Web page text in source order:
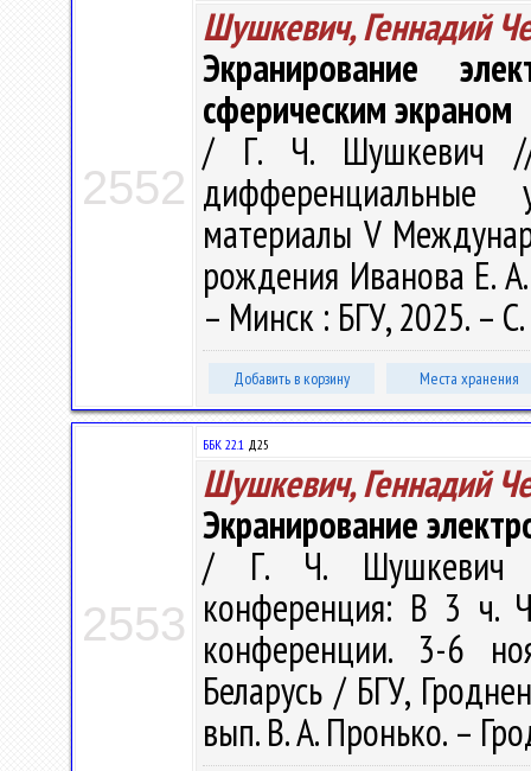
2552
Шушкевич, Геннадий
Экранирование
сферическим экраном
/ Г. Ч. Шушкевич //
материалы V
рождения Иванова Е.
– Минск : БГУ, 2025. –
Добавить в корзину Места хранения
2553
ББК 22.1 Д25
Шушкевич, Геннадий
Экранирование
/ Г. Ч. Шушкевич //
конференция: В 3 ч.
конференции. 3-6
Беларусь / БГУ,
вып. В. А. Пронько. –